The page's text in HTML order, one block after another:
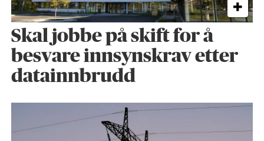
Skal jobbe på skift for å
besvare innsynskrav etter
datainnbrudd